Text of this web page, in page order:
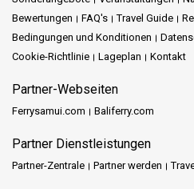
Bewertungen
FAQ's Travel Guide
Bedingungen und Konditionen
Cookie-Richtlinie
Lageplan Kontakt
Partner-Webseiten
Ferrysamui.com Baliferry.com
Partner Dienstleistungen
Partner-Zentrale Partner werden